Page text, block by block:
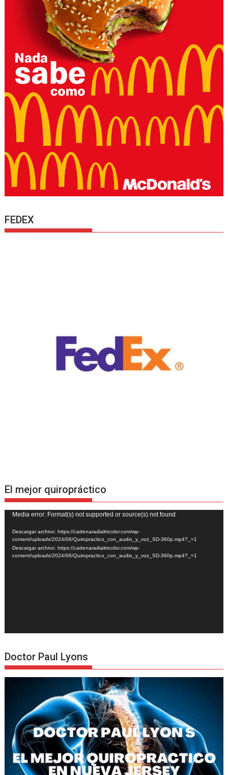
FEDEX
El mejor quiropráctico
Reproductor
de
vídeo
Media error: Format(s) not supported or source(s) not found
Descargar archivo: https://cadenaradialtricolor.com/wp-
content/uploads/2024/06/Quiropractico_con_audio_y_voz_SD-360p.mp4?_=1
Descargar archivo: https://cadenaradialtricolor.com/wp-
content/uploads/2024/06/Quiropractico_con_audio_y_voz_SD-360p.mp4?_=1
Doctor Paul Lyons